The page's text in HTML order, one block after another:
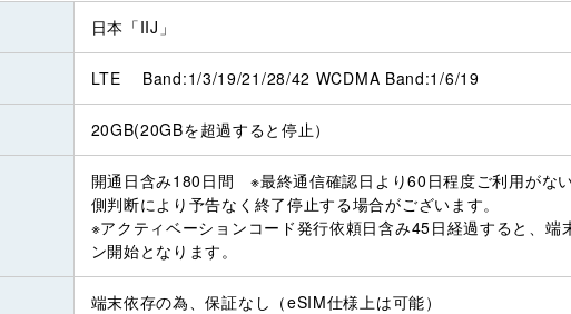
日本「IIJ」
LTE Band:1/3/19/21/28/42 WCDMA Band:1/6/19
20GB(20GBを超過すると停止）
開通日含み180日間 ※最終通信確認日より60日程度ご利用がな
側判断により予告なく終了停止する場合がございます。
※アクティベーションコード発行依頼日含み45日経過すると、
ン開始となります。
端末依存の為、保証なし（eSIM仕様上は可能）